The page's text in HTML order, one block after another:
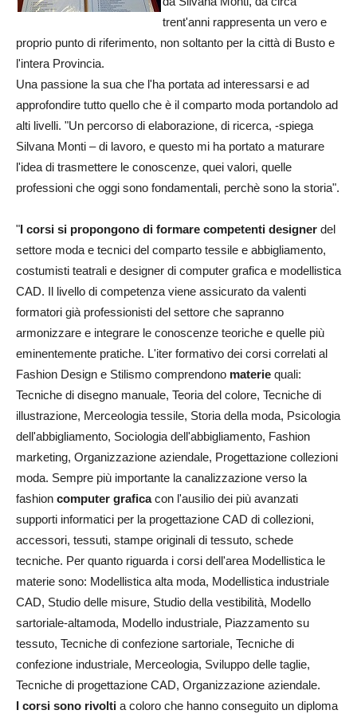
trent'anni rappresenta un vero e
proprio punto di riferimento, non soltanto per la città di Busto e
l'intera Provincia.
Una passione la sua che l'ha portata ad interessarsi e ad
approfondire tutto quello che è il comparto moda portandolo ad
alti livelli. "Un percorso di elaborazione, di ricerca, -spiega
Silvana Monti – di lavoro, e questo mi ha portato a maturare
l'idea di trasmettere le conoscenze, quei valori, quelle
professioni che oggi sono fondamentali, perchè sono la storia".
"I corsi si propongono di formare competenti designer del
settore moda e tecnici del comparto tessile e abbigliamento,
costumisti teatrali e designer di computer grafica e modellistica
CAD. Il livello di competenza viene assicurato da valenti
formatori già professionisti del settore che sapranno
armonizzare e integrare le conoscenze teoriche e quelle più
eminentemente pratiche. L'iter formativo dei corsi correlati al
Fashion Design e Stilismo comprendono materie quali:
Tecniche di disegno manuale, Teoria del colore, Tecniche di
illustrazione, Merceologia tessile, Storia della moda, Psicologia
dell'abbigliamento, Sociologia dell'abbigliamento, Fashion
marketing, Organizzazione aziendale, Progettazione collezioni
moda. Sempre più importante la canalizzazione verso la
fashion computer graficacon l'ausilio dei più avanzati
supporti informatici per la progettazione CAD di collezioni,
accessori, tessuti, stampe originali di tessuto, schede
tecniche. Per quanto riguarda i corsi dell'area Modellistica le
materie sono: Modellistica alta moda, Modellistica industriale
CAD, Studio delle misure, Studio della vestibilità, Modello
sartoriale-altamoda, Modello industriale, Piazzamento su
tessuto, Tecniche di confezione sartoriale, Tecniche di
confezione industriale, Merceologia, Sviluppo delle taglie,
Tecniche di progettazione CAD, Organizzazione aziendale.
I corsi sono rivolti a coloro che hanno conseguito un diploma